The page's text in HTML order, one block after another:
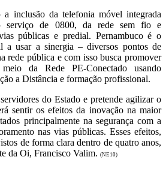
a inclusão da telefonia móvel integrada
serviço de 0800, da rede sem fio e
públicas e predial. Pernambuco é o
a usar a sinergia – diversos pontos de
rede pública e com isso busca promover
da Rede PE-Conectado usando
a Distância e formação profissional.
do Estado e pretende agilizar o
sentir os efeitos da inovação na maior
principalmente na segurança com a
nas vias públicas. Esses efeitos,
de forma clara dentro de quatro anos,
da Oi, Francisco Valim. (NE10)